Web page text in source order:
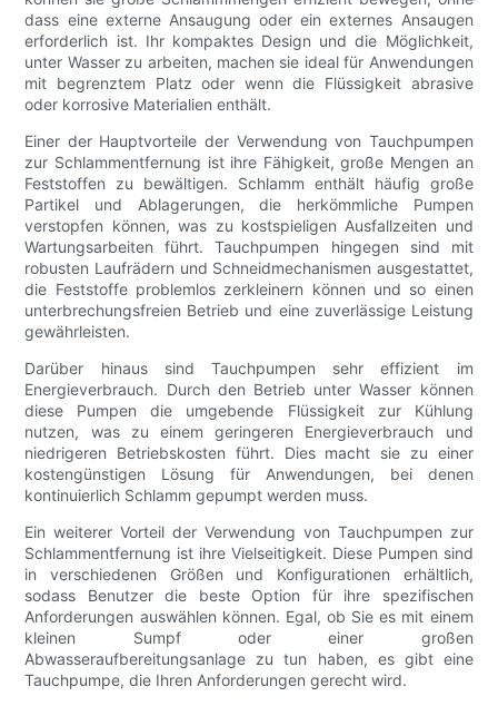
dass eine externe Ansaugung oder ein externes Ansaugen
erforderlich ist. Ihr kompaktes Design und die Möglichkeit,
unter Wasser zu arbeiten, machen sie ideal für Anwendungen
mit begrenztem Platz oder wenn die Flüssigkeit abrasive
oder korrosive Materialien enthält.
Einer der Hauptvorteile der Verwendung von Tauchpumpen
zur Schlammentfernung ist ihre Fähigkeit, große Mengen an
Feststoffen zu bewältigen. Schlamm enthält häufig große
Partikel und Ablagerungen, die herkömmliche Pumpen
verstopfen können, was zu kostspieligen Ausfallzeiten und
Wartungsarbeiten führt. Tauchpumpen hingegen sind mit
robusten Laufrädern und Schneidmechanismen ausgestattet,
die Feststoffe problemlos zerkleinern können und so einen
unterbrechungsfreien Betrieb und eine zuverlässige Leistung
gewährleisten.
Darüber hinaus sind Tauchpumpen sehr effizient im
Energieverbrauch. Durch den Betrieb unter Wasser können
diese Pumpen die umgebende Flüssigkeit zur Kühlung
nutzen, was zu einem geringeren Energieverbrauch und
niedrigeren Betriebskosten führt. Dies macht sie zu einer
kostengünstigen Lösung für Anwendungen, bei denen
kontinuierlich Schlamm gepumpt werden muss.
Ein weiterer Vorteil der Verwendung von Tauchpumpen zur
Schlammentfernung ist ihre Vielseitigkeit. Diese Pumpen sind
in verschiedenen Größen und Konfigurationen erhältlich,
sodass Benutzer die beste Option für ihre spezifischen
Anforderungen auswählen können. Egal, ob Sie es mit einem
kleinen Sumpf oder einer großen
Abwasseraufbereitungsanlage zu tun haben, es gibt eine
Tauchpumpe, die Ihren Anforderungen gerecht wird.